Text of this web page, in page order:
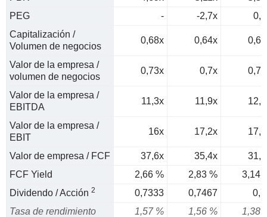
PEG
- -2,7x
Capitalización /
Volumen de negocios
0,68x 0,64x
Valor de la empresa /
volumen de negocios
0,73x 0,7x
Valor de la empresa /
EBITDA
11,3x 11,9x
Valor de la empresa /
EBIT
16x 17,2x
Valor de empresa / FCF 37,6x 35,4x
FCF Yield
2,66 % 2,83 %
3,14
Dividendo / Acción 2 0,7333 0,7467
Tasa de rendimiento
1,57 % 1,56 %
1,38